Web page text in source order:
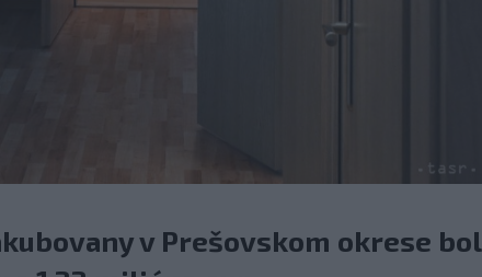
v Prešovskom okrese bol